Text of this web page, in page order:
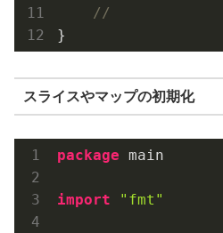
//
スライスやマップの初期化
package main
import "fmt"